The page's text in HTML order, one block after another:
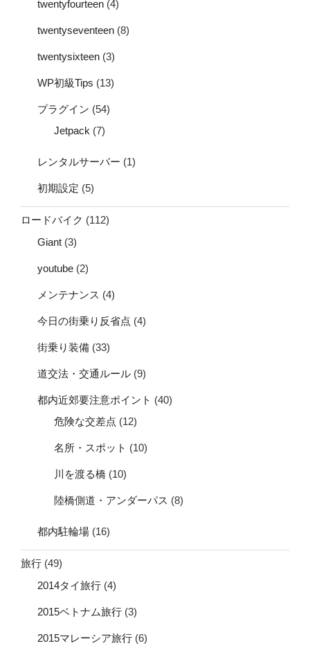
twentyfourteen (4)
twentyseventeen (8)
twentysixteen (3)
WP初級Tips (13)
プラグイン (54)
Jetpack (7)
レンタルサーバー (1)
初期設定 (5)
ロードバイク (112)
Giant (3)
youtube (2)
メンテナンス (4)
今日の街乗り反省点 (4)
街乗り装備 (33)
道交法・交通ルール (9)
都内近郊要注意ポイント (40)
危険な交差点 (12)
名所・スポット (10)
川を渡る橋 (10)
陸橋側道・アンダーパス (8)
都内駐輪場 (16)
旅行 (49)
2014タイ旅行 (4)
2015ベトナム旅行 (3)
2015マレーシア旅行 (6)